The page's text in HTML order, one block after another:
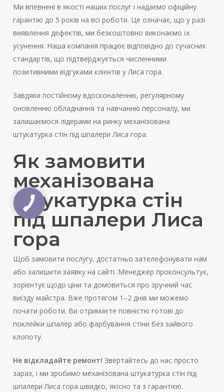
Ми впевнені в якості наших послуг і надаємо офіційну
гарантію до 5 років на всі роботи. Це означає, що у разі
виявлення дефектів, ми безкоштовно виконаємо їх
усунення. Наша компанія працює відповідно до сучасних
стандартів, що підтверджується численними
позитивними відгуками клієнтів у Лиса гора.
Завдяки постійному вдосконаленню, регулярному
оновленню обладнання та навчанню персоналу, ми
залишаємося лідерами на ринку механізована
штукатурка стін під шпалери Лиса гора.
Як замовити
механізована
штукатурка стін
під шпалери Лиса
гора
Щоб замовити послугу, достатньо зателефонувати нам
або залишити заявку на сайті. Менеджер проконсультує,
зорієнтує щодо ціни та домовиться про зручний час
виїзду майстра. Вже протягом 1–2 днів ми можемо
почати роботи. Ви отримаєте повністю готові до
поклейки шпалер або фарбування стіни без зайвого
клопоту.
Не відкладайте ремонт! Звертайтесь до нас просто
зараз, і ми зробимо механізована штукатурка стін під
шпалери Лиса гора швидко, якісно та з гарантією.